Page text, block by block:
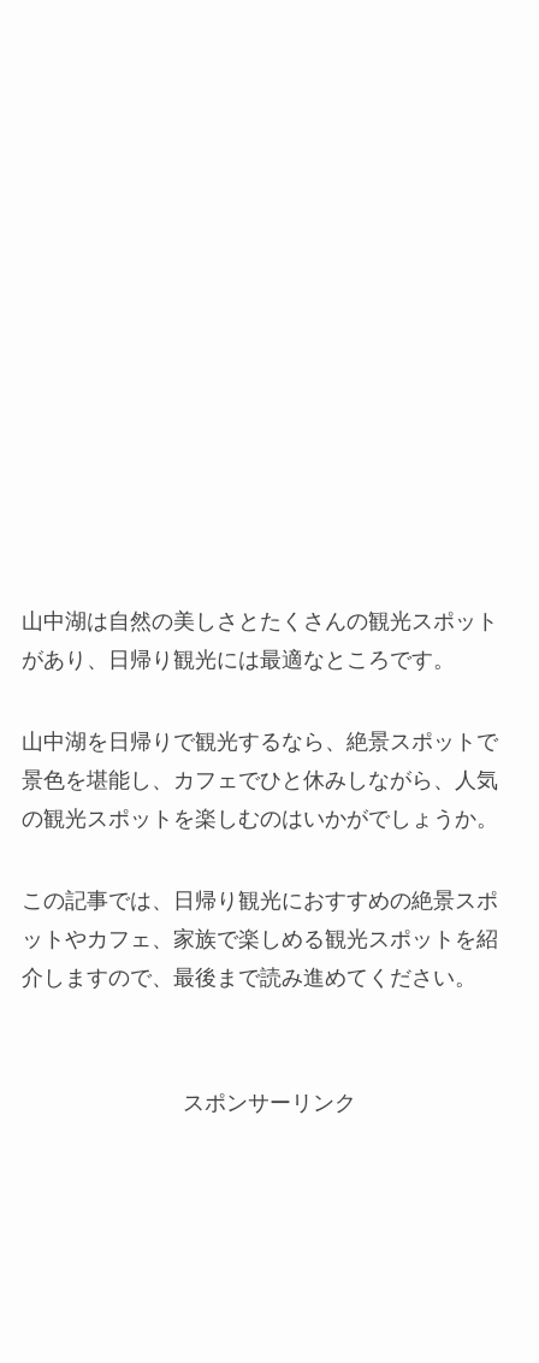
山中湖は自然の美しさとたくさんの観光スポット
があり、日帰り観光には最適なところです。
山中湖を日帰りで観光するなら、絶景スポットで
景色を堪能し、カフェでひと休みしながら、人気
の観光スポットを楽しむのはいかがでしょうか。
この記事では、日帰り観光におすすめの絶景スポ
ットやカフェ、家族で楽しめる観光スポットを紹
介しますので、最後まで読み進めてください。
スポンサーリンク